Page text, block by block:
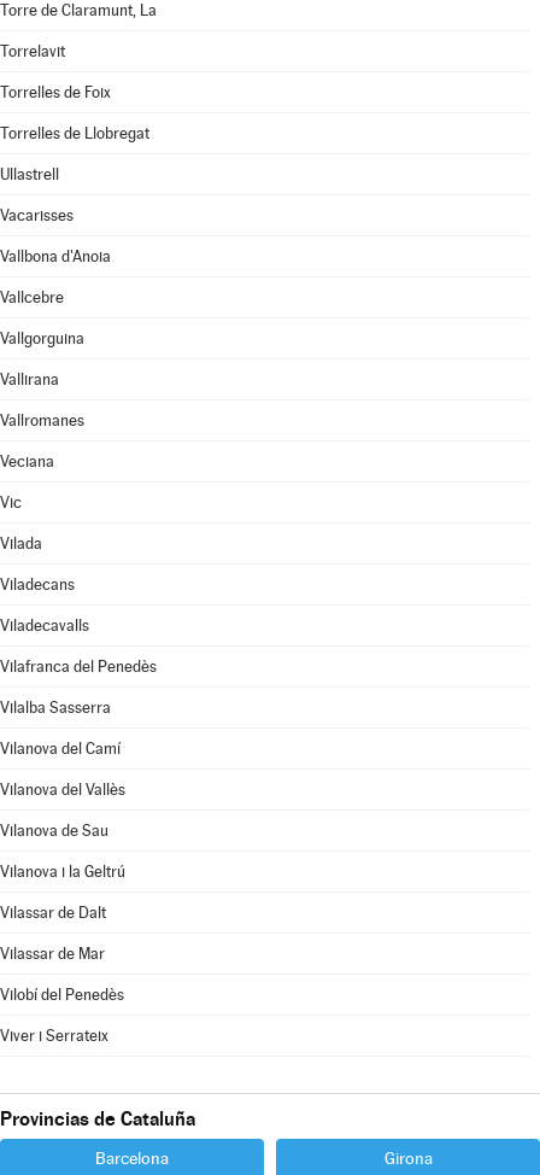
Torre de Claramunt, La
Torrelavit
Torrelles de Foix
Torrelles de Llobregat
Ullastrell
Vacarisses
Vallbona d'Anoia
Vallcebre
Vallgorguina
Vallirana
Vallromanes
Veciana
Vic
Vilada
Viladecans
Viladecavalls
Vilafranca del Penedès
Vilalba Sasserra
Vilanova del Camí
Vilanova del Vallès
Vilanova de Sau
Vilanova i la Geltrú
Vilassar de Dalt
Vilassar de Mar
Vilobí del Penedès
Viver i Serrateix
Provincias de Cataluña
Barcelona Girona